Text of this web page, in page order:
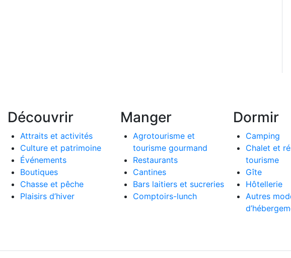
Découvrir
Attraits et activités
Culture et patrimoine
Événements
Boutiques
Chasse et pêche
Plaisirs d’hiver
Manger
Agrotourisme et
tourisme gourmand
Restaurants
Cantines
Bars laitiers et sucreries
Comptoirs-lunch
Dormir
Camping
Chalet et
tourisme
Gîte
Hôtellerie
Autres